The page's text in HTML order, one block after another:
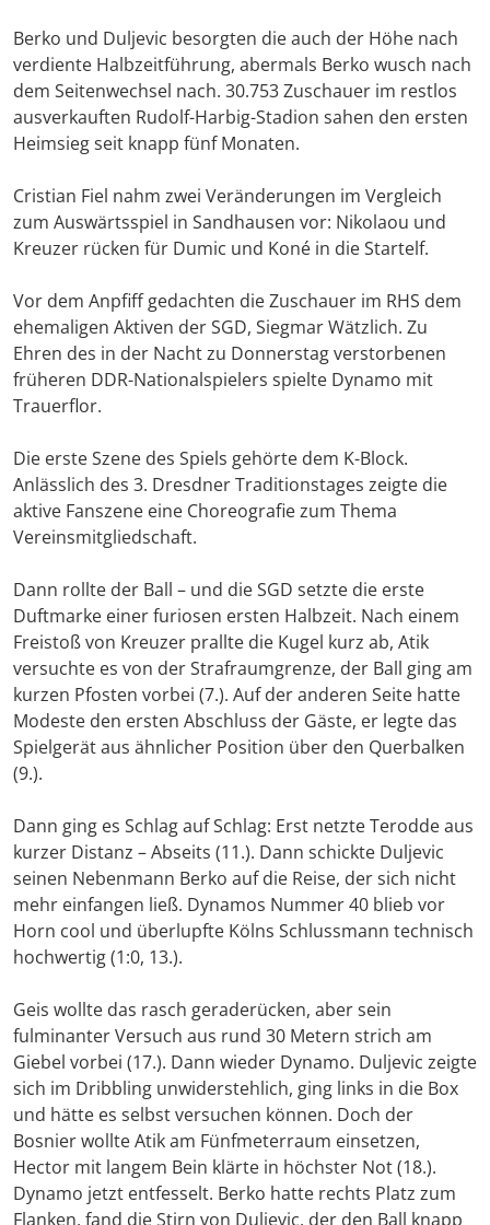
Berko und Duljevic besorgten die auch der Höhe nach
verdiente Halbzeitführung, abermals Berko wusch nach
dem Seitenwechsel nach. 30.753 Zuschauer im restlos
ausverkauften Rudolf-Harbig-Stadion sahen den ersten
Heimsieg seit knapp fünf Monaten.
Cristian Fiel nahm zwei Veränderungen im Vergleich
zum Auswärtsspiel in Sandhausen vor: Nikolaou und
Kreuzer rücken für Dumic und Koné in die Startelf.
Vor dem Anpfiff gedachten die Zuschauer im RHS dem
ehemaligen Aktiven der SGD, Siegmar Wätzlich. Zu
Ehren des in der Nacht zu Donnerstag verstorbenen
früheren DDR-Nationalspielers spielte Dynamo mit
Trauerflor.
Die erste Szene des Spiels gehörte dem K-Block.
Anlässlich des 3. Dresdner Traditionstages zeigte die
aktive Fanszene eine Choreografie zum Thema
Vereinsmitgliedschaft.
Dann rollte der Ball – und die SGD setzte die erste
Duftmarke einer furiosen ersten Halbzeit. Nach einem
Freistoß von Kreuzer prallte die Kugel kurz ab, Atik
versuchte es von der Strafraumgrenze, der Ball ging am
kurzen Pfosten vorbei (7.). Auf der anderen Seite hatte
Modeste den ersten Abschluss der Gäste, er legte das
Spielgerät aus ähnlicher Position über den Querbalken
(9.).
Dann ging es Schlag auf Schlag: Erst netzte Terodde aus
kurzer Distanz – Abseits (11.). Dann schickte Duljevic
seinen Nebenmann Berko auf die Reise, der sich nicht
mehr einfangen ließ. Dynamos Nummer 40 blieb vor
Horn cool und überlupfte Kölns Schlussmann technisch
hochwertig (1:0, 13.).
Geis wollte das rasch geraderücken, aber sein
fulminanter Versuch aus rund 30 Metern strich am
Giebel vorbei (17.). Dann wieder Dynamo. Duljevic zeigte
sich im Dribbling unwiderstehlich, ging links in die Box
und hätte es selbst versuchen können. Doch der
Bosnier wollte Atik am Fünfmeterraum einsetzen,
Hector mit langem Bein klärte in höchster Not (18.).
Dynamo jetzt entfesselt. Berko hatte rechts Platz zum
Flanken, fand die Stirn von Duljevic, der den Ball knapp